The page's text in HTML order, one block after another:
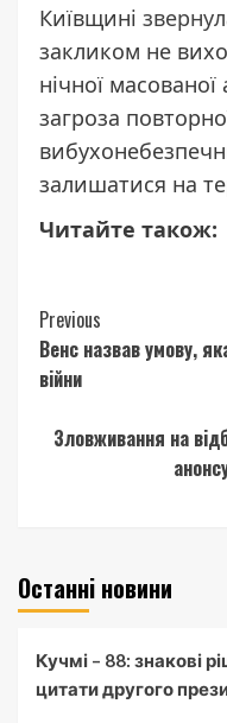
Київщині
закликом не
нічної
загроза
залишатися на
Читайте також:
Continue
Reading
Previous
Венс назвав умову,
війни
Зловживання на
Останні новини
Кучмі – 88: знакові
цитати другого